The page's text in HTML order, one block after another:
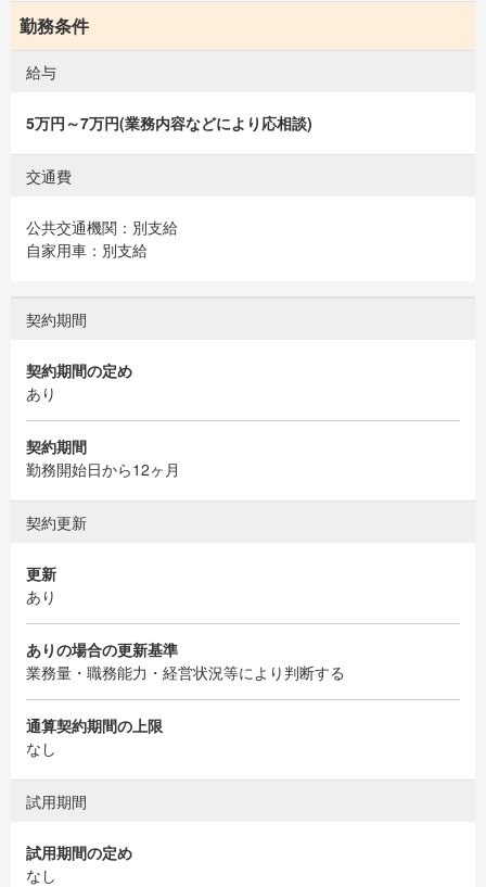
勤務条件
給与
5万円～7万円(業務内容などにより応相談)
交通費
公共交通機関：別支給
自家用車：別支給
契約期間
契約期間の定め
あり
契約期間
勤務開始日から12ヶ月
契約更新
更新
あり
ありの場合の更新基準
業務量・職務能力・経営状況等により判断する
通算契約期間の上限
なし
試用期間
試用期間の定め
なし